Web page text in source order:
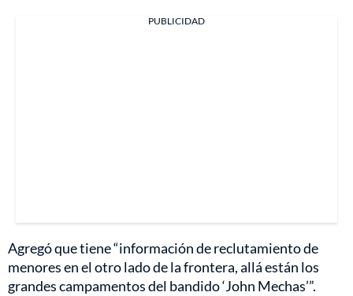
PUBLICIDAD
Agregó que tiene “información de reclutamiento de
menores en el otro lado de la frontera, allá están los
grandes campamentos del bandido ‘John Mechas’”.